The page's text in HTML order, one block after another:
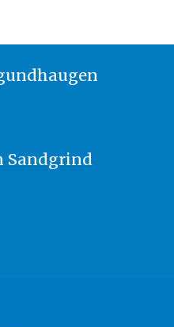
Sandgrind